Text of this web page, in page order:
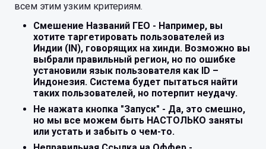
всем этим узким критериям.
Смешение Названий ГЕО - Например, вы
хотите таргетировать пользователей из
Индии (IN), говорящих на хинди. Возможно вы
выбрали правильный регион, но по ошибке
установили язык пользователя как ID –
Индонезия. Система будет пытаться найти
таких пользователей, но потерпит неудачу.
Не нажата кнопка "Запуск" - Да, это смешно,
но мы все можем быть НАСТОЛЬКО заняты
или устать и забыть о чем-то.